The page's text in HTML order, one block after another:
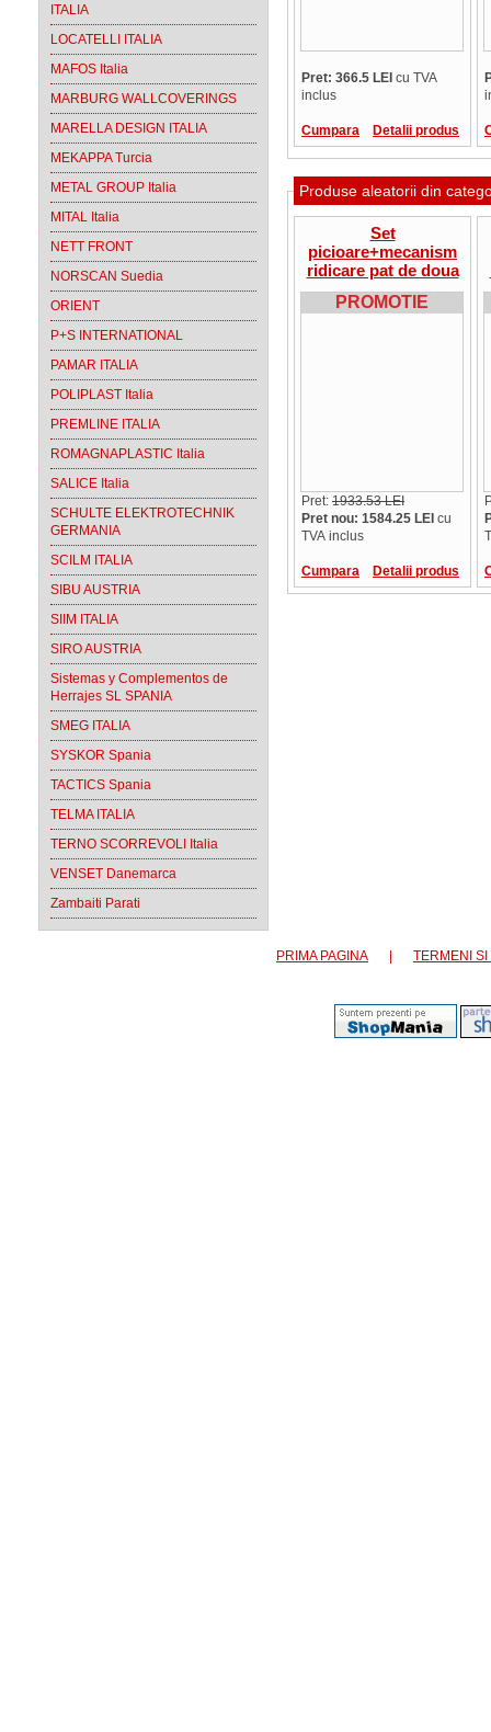
ITALIA
LOCATELLI ITALIA
MAFOS Italia
MARBURG WALLCOVERINGS
MARELLA DESIGN ITALIA
MEKAPPA Turcia
METAL GROUP Italia
MITAL Italia
NETT FRONT
NORSCAN Suedia
ORIENT
P+S INTERNATIONAL
PAMAR ITALIA
POLIPLAST Italia
PREMLINE ITALIA
ROMAGNAPLASTIC Italia
SALICE Italia
SCHULTE ELEKTROTECHNIK
GERMANIA
SCILM ITALIA
SIBU AUSTRIA
SIIM ITALIA
SIRO AUSTRIA
Sistemas y Complementos de
Herrajes SL SPANIA
SMEG ITALIA
SYSKOR Spania
TACTICS Spania
TELMA ITALIA
TERNO SCORREVOLI Italia
VENSET Danemarca
Zambaiti Parati
Pret: 366.5 LEI cu TVA
inclus
Cumpara Detalii produs
Produse aleatorii din
Set
picioare+mecanism
ridicare pat de doua
locuri in dulap
PTL400+MLA108/2
PROMOTIE
Pret: 1933.53 LEI
Pret nou: 1584.25 LEI cu
TVA inclus
Cumpara Detalii produs
PRIMA PAGINA TERMENI SI